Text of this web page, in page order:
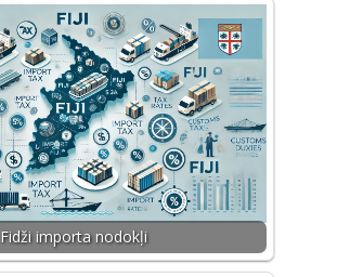
Fidži importa nodokļi